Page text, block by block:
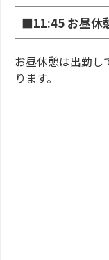
■11:45 お昼休
お昼休憩は出勤し
ります。